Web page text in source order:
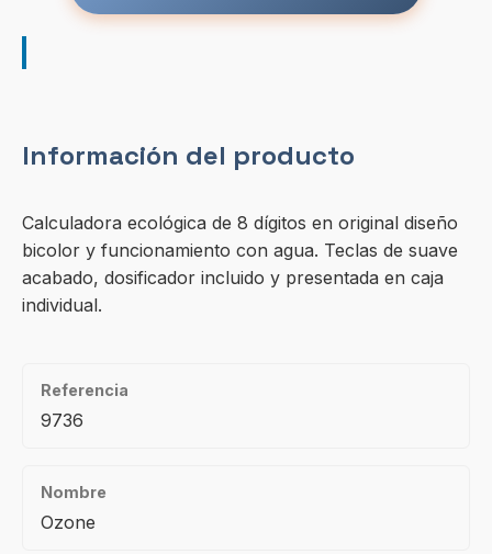
Información del producto
Calculadora ecológica de 8 dígitos en original diseño
bicolor y funcionamiento con agua. Teclas de suave
acabado, dosificador incluido y presentada en caja
individual.
Referencia
9736
Nombre
Ozone